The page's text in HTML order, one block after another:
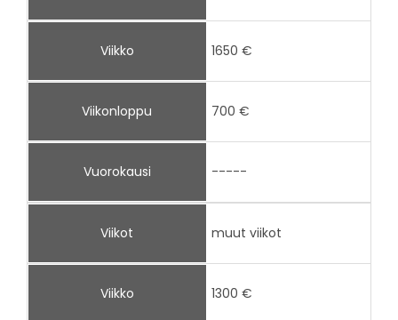
Viikko 1650 €
Viikonloppu 700 €
Vuorokausi -----
Viikot muut viikot
Viikko 1300 €